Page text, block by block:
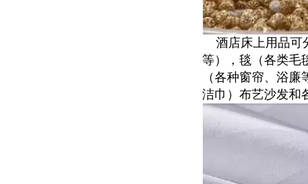
酒店床上用品可
等），毯（各类毛
（各种窗帘、浴
洁巾）布艺沙发和